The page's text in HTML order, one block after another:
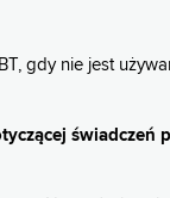
gdy nie jest
świadczeń